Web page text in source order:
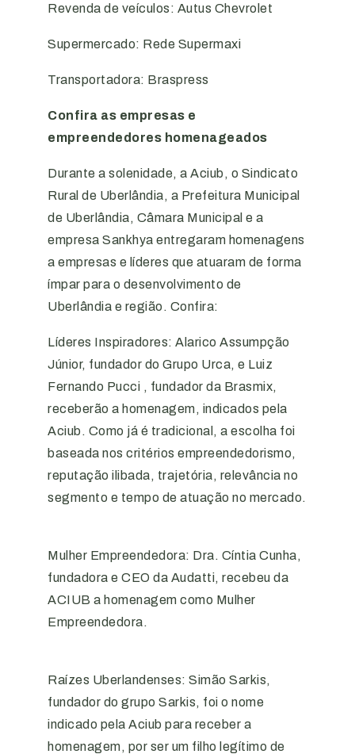
Revenda de veículos: Autus Chevrolet
Supermercado: Rede Supermaxi
Transportadora: Braspress
Confira as empresas e
empreendedores homenageados
Durante a solenidade, a Aciub, o Sindicato
Rural de Uberlândia, a Prefeitura Municipal
de Uberlândia, Câmara Municipal e a
empresa Sankhya entregaram homenagens
a empresas e líderes que atuaram de forma
ímpar para o desenvolvimento de
Uberlândia e região. Confira:
Líderes Inspiradores: Alarico Assumpção
Júnior, fundador do Grupo Urca, e Luiz
Fernando Pucci , fundador da Brasmix,
receberão a homenagem, indicados pela
Aciub. Como já é tradicional, a escolha foi
baseada nos critérios empreendedorismo,
reputação ilibada, trajetória, relevância no
segmento e tempo de atuação no mercado.
Mulher Empreendedora: Dra. Cíntia Cunha,
fundadora e CEO da Audatti, recebeu da
ACIUB a homenagem como Mulher
Empreendedora.
Raízes Uberlandenses: Simão Sarkis,
fundador do grupo Sarkis, foi o nome
indicado pela Aciub para receber a
homenagem, por ser um filho legítimo de